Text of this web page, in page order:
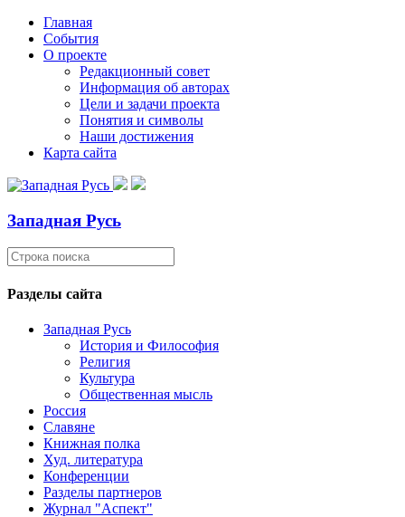
Главная
События
О проекте
Редакционный совет
Информация об авторах
Цели и задачи проекта
Понятия и символы
Наши достижения
Карта сайта
Западная Русь
Разделы сайта
Западная Русь
История и Философия
Религия
Культура
Общественная мысль
Россия
Славяне
Книжная полка
Худ. литература
Конференции
Разделы партнеров
Журнал "Аспект"